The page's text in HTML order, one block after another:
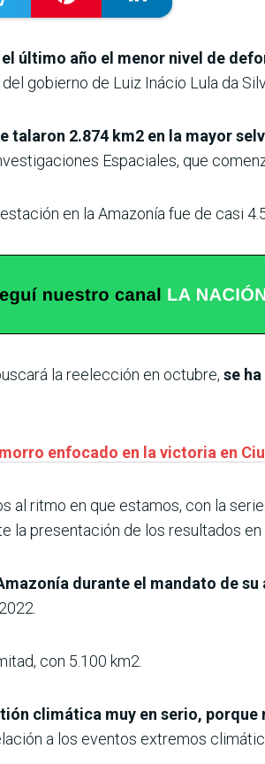
último año el menor nivel de
gobierno de Luiz Inácio Lula da
talaron 2.874 km2 en la mayor
Espaciales, que
en la Amazonía fue de casi
la reelección en octubre, se
enfocado en la victoria en
al ritmo en que estamos, con la
la presentación de los resultados en
durante el mandato de
con 5.100 km2.
climática muy en serio,
a los eventos extremos